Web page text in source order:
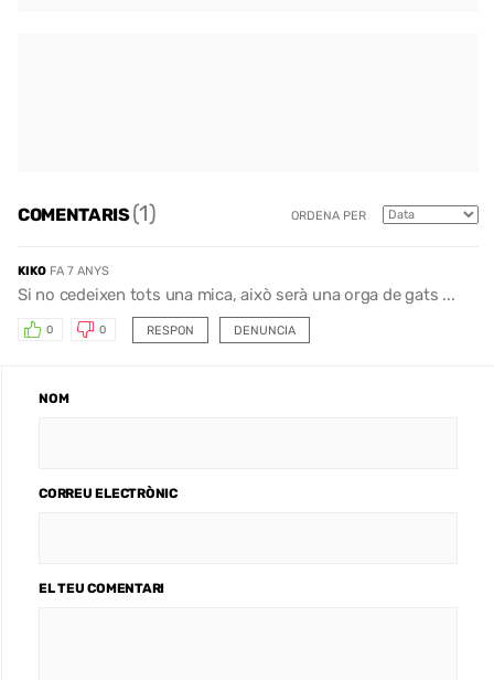
COMENTARIS(1) ORDENA PER
KIKO FA 7 ANYS
Si no cedeixen tots una mica, això serà una orga de gats ...
RESPON
0 0 DENUNCIA
NOM
CORREU ELECTRÒNIC
EL TEU COMENTARI